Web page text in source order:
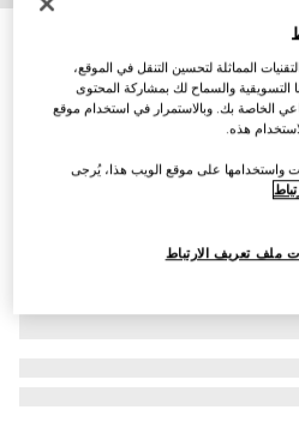
للتمدد مزيّنة بطبعات
المماثلة لتحسين التنقل في الموقع،
التسويقية والسماح لك بمشاركة المحتوى
الخاصة بك. وبالاستمرار في استخدام موقع
هذه.
واستخدامها على موقع الويب هذا، يُرجى
ملف تعريف الارتباط